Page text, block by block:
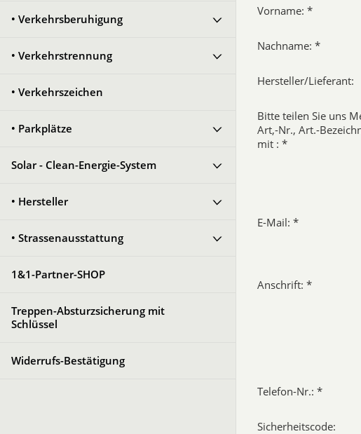
• Verkehrsberuhigung
• Verkehrstrennung
• Verkehrszeichen
• Parkplätze
Solar - Clean-Energie-System
• Hersteller
• Strassenausstattung
1&1-Partner-SHOP
Treppen-Absturzsicherung mit
Schlüssel
Widerrufs-Bestätigung
Vorname: *
Nachname: *
Hersteller/Lieferant:
Bitte teilen Sie uns
Art,-Nr., Art.-
mit : *
E-Mail: *
Anschrift: *
Telefon-Nr.: *
Sicherheitscode: